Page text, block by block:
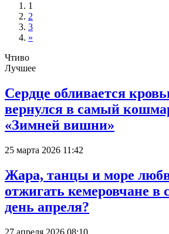
1
2
3
»
Чтиво
Лучшее
Сердце обливается
вернулся в самый
«Зимней вишни»
25 марта 2026 11:42
Жара, танцы и море
отжигать кемеровчане
день апреля?
27 апреля 2026 08:10